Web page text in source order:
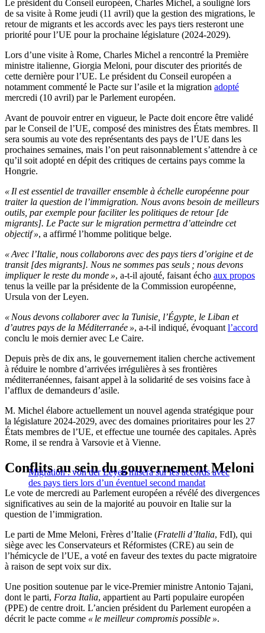
Le président du Conseil européen, Charles Michel, a souligné lors
de sa visite à Rome jeudi (11 avril) que la gestion des migrations, le
retour de migrants et les accords avec les pays tiers resteront une
priorité pour l’UE pour la prochaine législature (2024-2029).
Lors d’une visite à Rome, Charles Michel a rencontré la Première
ministre italienne, Giorgia Meloni, pour discuter des priorités de
cette dernière pour l’UE. Le président du Conseil européen a
notamment commenté le Pacte sur l’asile et la migration adopté
mercredi (10 avril) par le Parlement européen.
Avant de pouvoir entrer en vigueur, le Pacte doit encore être validé
par le Conseil de l’UE, composé des ministres des États membres. Il
sera soumis au vote des représentants des pays de l’UE dans les
prochaines semaines, mais l’on peut raisonnablement s’attendre à ce
qu’il soit adopté en dépit des critiques de certains pays comme la
Hongrie.
« Il est essentiel de travailler ensemble à échelle européenne pour
traiter la question de l’immigration. Nous avons besoin de meilleurs
outils, par exemple pour faciliter les politiques de retour [de
migrants]. Le Pacte sur le migration permettra d’atteindre cet
objectif », a affirmé l’homme politique belge.
« Avec l’Italie, nous collaborons avec des pays tiers d’origine et de
transit [des migrants]. Nous ne sommes pas seuls ; nous devons
impliquer le reste du monde », a-t-il ajouté, faisant écho aux propos
tenus la veille par la présidente de la Commission européenne,
Ursula von der Leyen.
« Nous devons collaborer avec la Tunisie, l’Égypte, le Liban et
d’autres pays de la Méditerranée », a-t-il indiqué, évoquant l’accord
conclu le mois dernier avec Le Caire.
Depuis près de dix ans, le gouvernement italien cherche activement
à réduire le nombre d’arrivées irrégulières à ses frontières
méditerranéennes, faisant appel à la solidarité de ses voisins face à
l’afflux de demandeurs d’asile.
M. Michel élabore actuellement un nouvel agenda stratégique pour
la législature 2024-2029, avec des domaines prioritaires pour les 27
États membres de l’UE, et effectue une tournée des capitales. Après
Rome, il se rendra à Varsovie et à Vienne.
Migration : von der Leyen misera sur les accords avec
des pays tiers lors d’un éventuel second mandat
Conflits au sein du gouvernement Meloni
Le vote de mercredi au Parlement européen a révélé des divergences
significatives au sein de la majorité au pouvoir en Italie sur la
question de l’immigration.
Le parti de Mme Meloni, Frères d’Italie (Fratelli d’Italia, FdI), qui
siège avec les Conservateurs et Réformistes (CRE) au sein de
l’hémicycle de l’UE, a voté en faveur des textes du pacte migratoire
à raison de sept voix sur dix.
Une position soutenue par le vice-Premier ministre Antonio Tajani,
dont le parti, Forza Italia, appartient au Parti populaire européen
(PPE) de centre droit. L’ancien président du Parlement européen a
décrit le pacte comme « le meilleur compromis possible ».